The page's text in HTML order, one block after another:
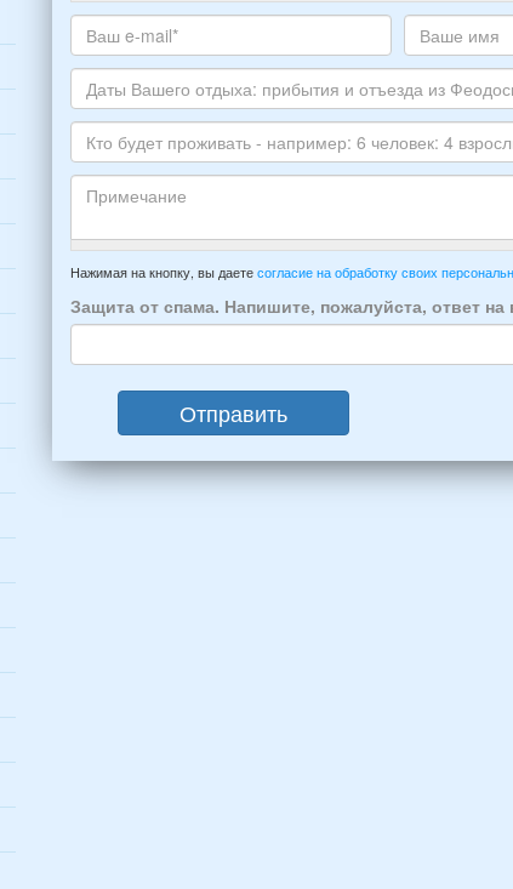
Какое
жилье
хотите
снять,
укажите
пожалуйста
НОМЕР
варианта:
Ваш
адрес
электронной
почты
*
Ваше
имя
Даты
Вашего
отдыха:
прибытия
отъезда
из
*
Кто
будет
-
например:
6
человек:
взрослых
женщины)
Примечание
Нажимая на кнопку, вы даете согласие на обработку своих
Защита от спама. Напишите, пожалуйста, ответ
Отправить